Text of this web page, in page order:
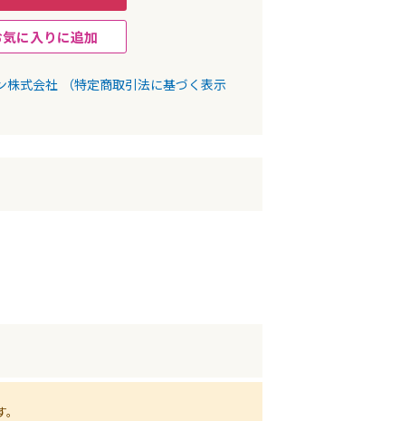
気に入りに追加
株式会社
（特定商取引法に基づく表示